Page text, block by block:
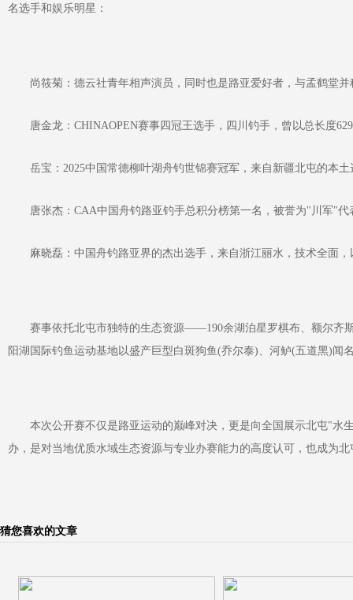
名选手和娱乐明星：
尚筱菊‌：德云社青年相声演员，同时也是路亚爱好者，与孟鹤堂并
唐金龙‌：CHINAOPEN赛事四冠王选手，四川钓手，曾以总长度
岳宝‌：2025中国常德柳叶湖舟钓世锦赛冠军，来自新疆北屯的本土
唐张杰‌：CAA中国舟钓路亚钓手总积分榜第一名，被誉为"川军"代
麻晓磊‌：中国舟钓路亚界的杰出选手，来自浙江丽水，技术全面，
赛事依托北屯市独特的生态资源——190余湖泊星罗棋布、额尔齐斯
阳湖国际钓鱼运动基地以盛产巨型白斑狗鱼(乔尔泰)、河鲈(五道黑)闻
本次公开赛不仅是路亚运动的巅峰对决，更是向全国展示北屯"水
办，是对当地优质水域生态资源与专业办赛能力的高度认可，也成为
猜您喜欢的文章